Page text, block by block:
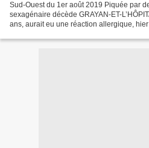
Sud-Ouest du 1er août 2019 Piquée par
sexagénaire décède GRAYAN-ET-
ans, aurait eu une réaction allergique,